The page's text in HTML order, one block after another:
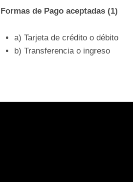
Formas de Pago aceptadas (1)
a) Tarjeta de crédito o débito
b) Transferencia o ingreso